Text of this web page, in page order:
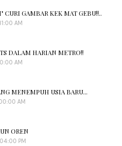
CURI GAMBAR KEK MAT GEBU!!..
AM
DALAM HARIAN METRO!!
AM
MENEMPUH USIA BARU...
AM
OREN
PM